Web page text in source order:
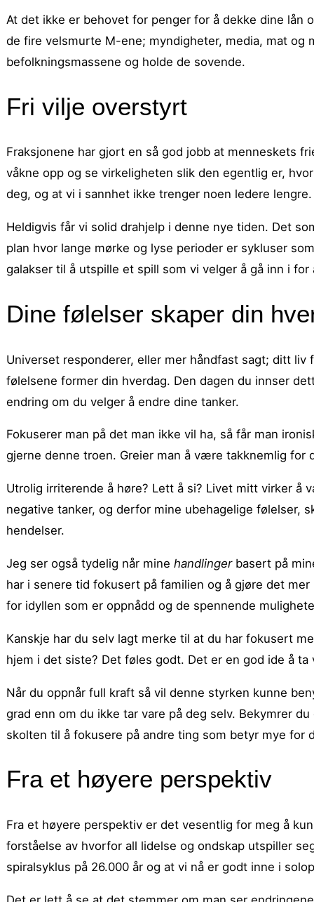
At det ikke er behovet for penger for å dekke dine
de fire velsmurte M-ene; myndigheter, media, mat
befolkningsmassene og holde de sovende.
Fri vilje overstyrt
Fraksjonene har gjort en så god jobb at menneskets
våkne opp og se virkeligheten slik den egentlig er,
deg, og at vi i sannhet ikke trenger noen ledere lengre.
Heldigvis får vi solid drahjelp i denne nye tiden. Det
plan hvor lange mørke og lyse perioder er sykluser
galakser til å utspille et spill som vi velger å gå inn i
Dine følelser skaper din
Universet responderer, eller mer håndfast sagt; ditt
følelsene former din hverdag. Den dagen du innser
endring om du velger å endre dine tanker.
Fokuserer man på det man ikke vil ha, så får man
gjerne denne troen. Greier man å være takknemlig for
Utrolig irriterende å høre? Lett å si? Livet mitt virker
negative tanker, og derfor mine ubehagelige følelser,
hendelser.
Jeg ser også tydelig når mine handlinger basert på
har i senere tid fokusert på familien og å gjøre det
for idyllen som er oppnådd og de spennende
Kanskje har du selv lagt merke til at du har fokusert
hjem i det siste? Det føles godt. Det er en god ide å ta
Når du oppnår full kraft så vil denne styrken kunne
grad enn om du ikke tar vare på deg selv. Bekymrer
skolten til å fokusere på andre ting som betyr mye for
Fra et høyere perspektiv
Fra et høyere perspektiv er det vesentlig for meg å
forståelse av hvorfor all lidelse og ondskap utspiller
spiralsyklus på 26.000 år og at vi nå er godt inne i